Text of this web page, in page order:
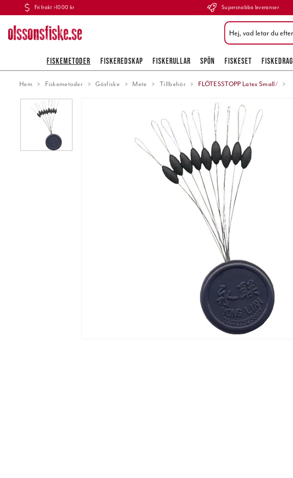
Fri frakt >1000 kr Supersnabba leveranser
FISKEMETODER FISKEREDSKAP FISKERULLAR SPÖN FISKESET FISKEDRAG
Hem Fiskemetoder Gösfiske Mete Tillbehör FLÖTESSTOPP Latex Small/